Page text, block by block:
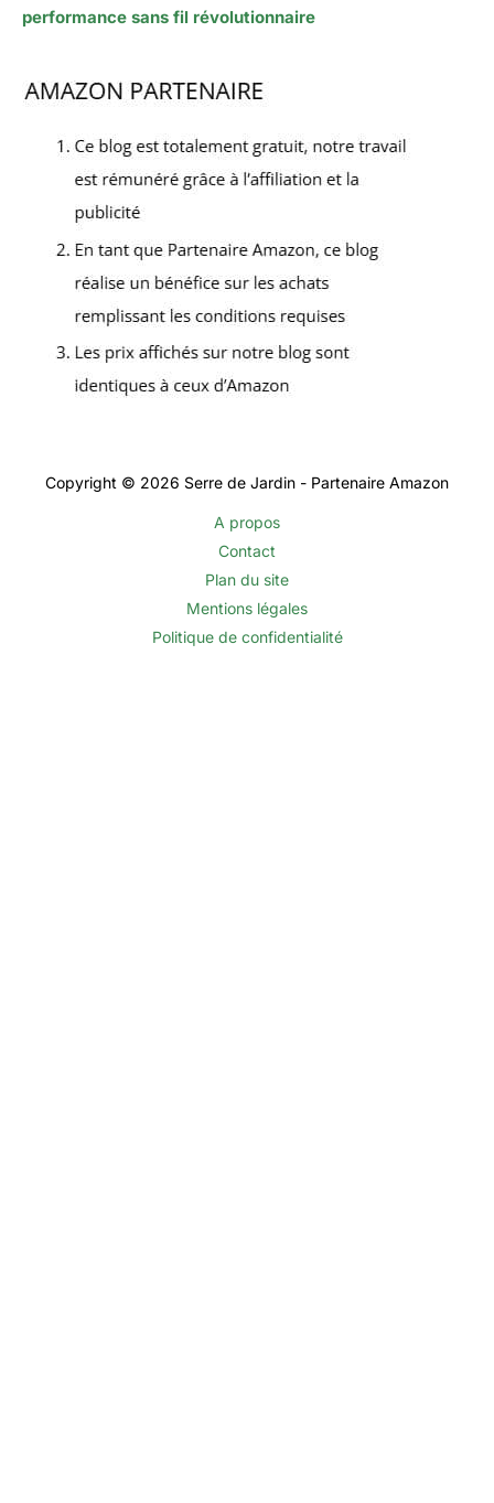
performance sans fil révolutionnaire
Copyright © 2026 Serre de Jardin - Partenaire Amazon
A propos
Contact
Plan du site
Mentions légales
Politique de confidentialité